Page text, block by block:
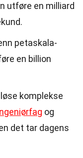
utføre en milliard
petaskala-
en billion
komplekse
og
det tar dagens